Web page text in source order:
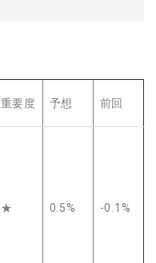
重要度 予想 前回
★ 0.5% -0.1%